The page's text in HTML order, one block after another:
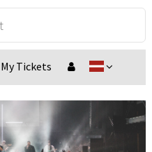
My Tickets